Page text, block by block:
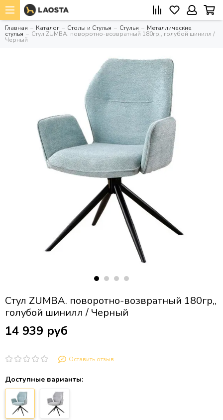
Главная Каталог Столы и Стулья Стулья Металлические
стулья Стул ZUMBA. поворотно-возвратный 180гр,, голубой шинилл /
Черный
Стул ZUMBA. поворотно-возвратный 180гр,,
голубой шинилл / Черный
14 939 руб
Оставить отзыв
Доступные варианты: